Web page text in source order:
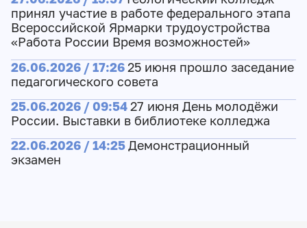
принял участие в работе федерального этапа
Всероссийской Ярмарки трудоустройства
«Работа России Время возможностей»
26.06.2026 / 17:2625 июня прошло заседание
педагогического совета
25.06.2026 / 09:5427 июня День молодёжи
России. Выставки в библиотеке колледжа
22.06.2026 / 14:25Демонстрационный
экзамен